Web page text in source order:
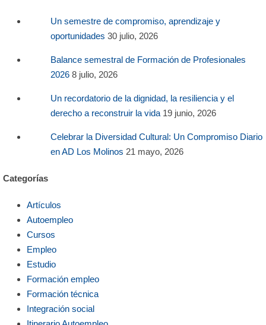
Un semestre de compromiso, aprendizaje y
oportunidades 30 julio, 2026
Balance semestral de Formación de Profesionales
2026 8 julio, 2026
Un recordatorio de la dignidad, la resiliencia y el
derecho a reconstruir la vida 19 junio, 2026
Celebrar la Diversidad Cultural: Un Compromiso Diario
en AD Los Molinos 21 mayo, 2026
Categorías
Artículos
Autoempleo
Cursos
Empleo
Estudio
Formación empleo
Formación técnica
Integración social